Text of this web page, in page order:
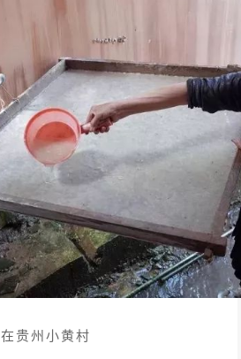
在贵州小黄村